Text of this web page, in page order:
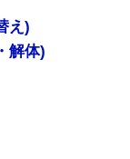
え)
解体)